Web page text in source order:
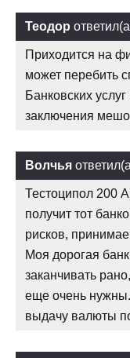
Теодор
Приходится на
может перебить
Банковских
заключения
Волчья
Тестоципол 200
получит тот
рисков,
Моя дорогая
заканчивать
еще очень нужны.
выдачу валюты